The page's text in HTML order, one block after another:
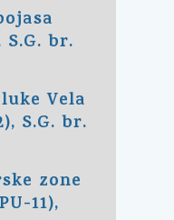
br.
Vela
S.G. br.
zone
11),